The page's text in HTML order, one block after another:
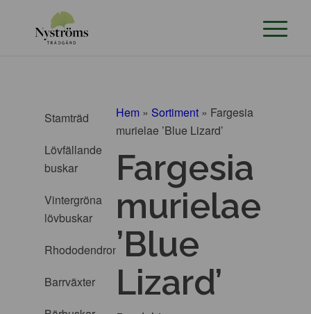
Stamträd
Lövfällande
buskar
Vintergröna
lövbuskar
Rhododendron
Barrväxter
Hem » Sortiment » Fargesia
murielae ’Blue Lizard’
Fargesia
murielae
’Blue
Lizard’